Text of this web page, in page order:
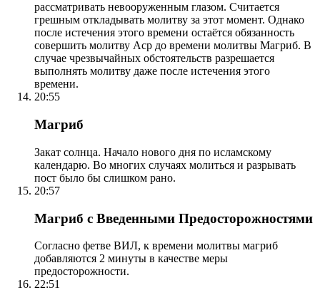
рассматривать невооруженным глазом. Считается
грешным откладывать молитву за этот момент. Однако
после истечения этого времени остаётся обязанность
совершить молитву Аср до времени молитвы Магриб. В
случае чрезвычайных обстоятельств разрешается
выполнять молитву даже после истечения этого
времени.
20:55
Магриб
Закат солнца. Начало нового дня по исламскому
календарю. Во многих случаях молиться и разрывать
пост было бы слишком рано.
20:57
Магриб с Введенными Предосторожностями
Согласно фетве ВИЛ, к времени молитвы магриб
добавляются 2 минуты в качестве меры
предосторожности.
22:51